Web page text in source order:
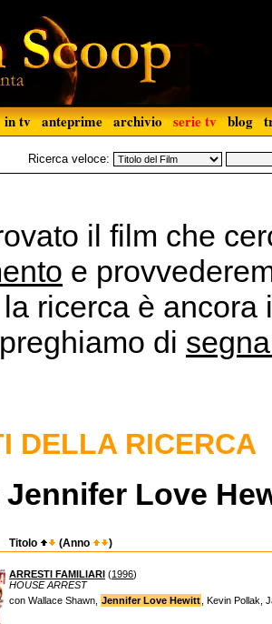
in tv anteprime archivio serie tv blog
Ricerca veloce:
il film che
e
ricerca è
di
DELLA RICERCA
Jennifer Love
Titolo (Anno )
ARRESTI FAMILIARI (1996)
HOUSE ARREST
con Wallace Shawn, Jennifer Love Hewitt , Kevin Pollak,